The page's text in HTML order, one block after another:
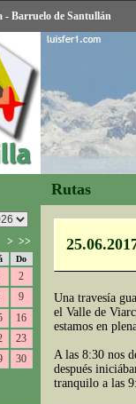
- Barruelo de Santullán
Rutas
> >>
Do
2
9
16
23
30
Una travesía
el Valle de
estamos en
A las 8:30 nos
después
tranquilo a las